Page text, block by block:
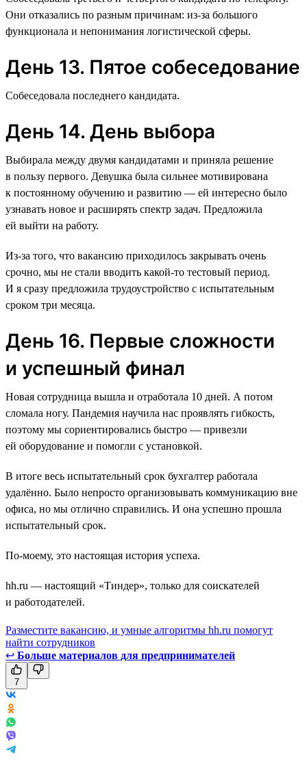
Они отказались по разным причинам: из-за большого
функционала и непонимания логистической сферы.
День 13. Пятое собеседование
Собеседовала последнего кандидата.
День 14. День выбора
Выбирала между двумя кандидатами и приняла решение
в пользу первого. Девушка была сильнее мотивирована
к постоянному обучению и развитию — ей интересно было
узнавать новое и расширять спектр задач. Предложила
ей выйти на работу.
Из-за того, что вакансию приходилось закрывать очень
срочно, мы не стали вводить какой-то тестовый период.
И я сразу предложила трудоустройство с испытательным
сроком три месяца.
День 16. Первые сложности
и успешный финал
Новая сотрудница вышла и отработала 10 дней. А потом
сломала ногу. Пандемия научила нас проявлять гибкость,
поэтому мы сориентировались быстро — привезли
ей оборудование и помогли с установкой.
В итоге весь испытательный срок бухгалтер работала
удалённо. Было непросто организовывать коммуникацию вне
офиса, но мы отлично справились. И она успешно прошла
испытательный срок.
По-моему, это настоящая история успеха.
hh.ru — настоящий «Тиндер», только для соискателей
и работодателей.
Разместите вакансию, и умные алгоритмы hh.ru помогут
найти сотрудников
↩ Больше материалов для предпринимателей
7